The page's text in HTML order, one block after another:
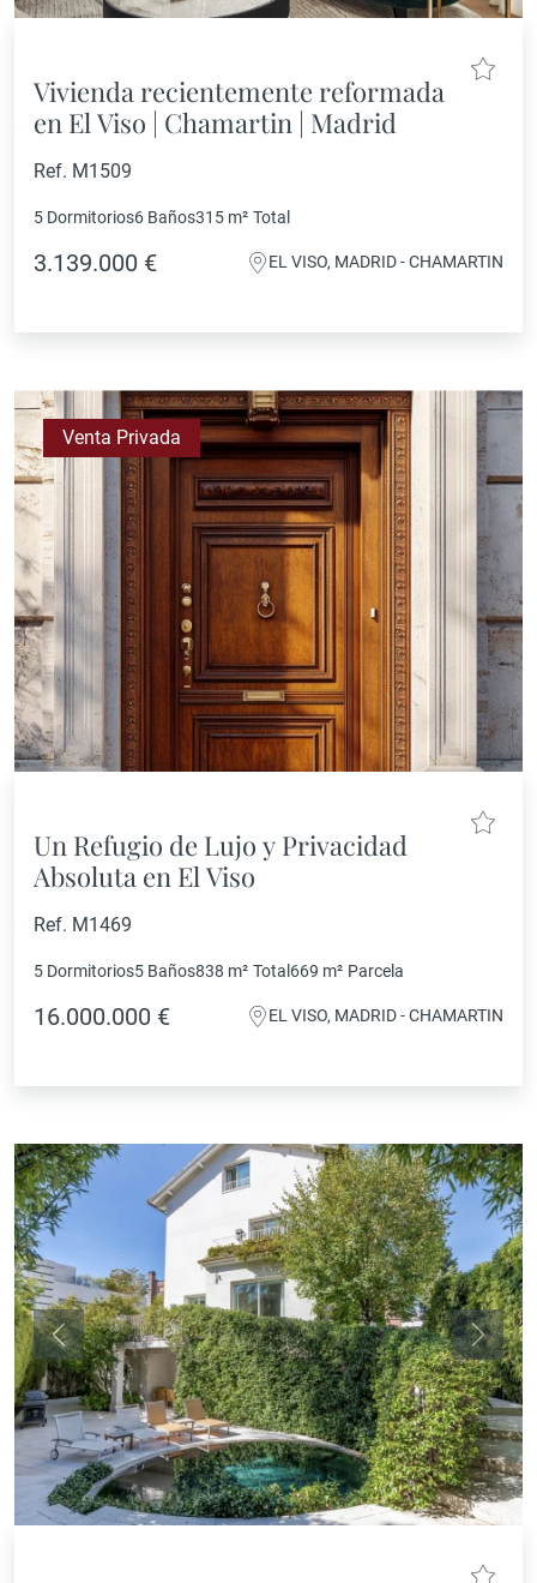
Vivienda recientemente reformada
en El Viso | Chamartin | Madrid
Ref. M1509
5 Dormitorios6 Baños315 m² Total
3.139.000 € EL VISO, MADRID - CHAMARTIN
Venta Privada
Un Refugio de Lujo y Privacidad
Absoluta en El Viso
Ref. M1469
5 Dormitorios5 Baños838 m² Total 669 m² Parcela
16.000.000 € EL VISO, MADRID - CHAMARTIN
Anterior